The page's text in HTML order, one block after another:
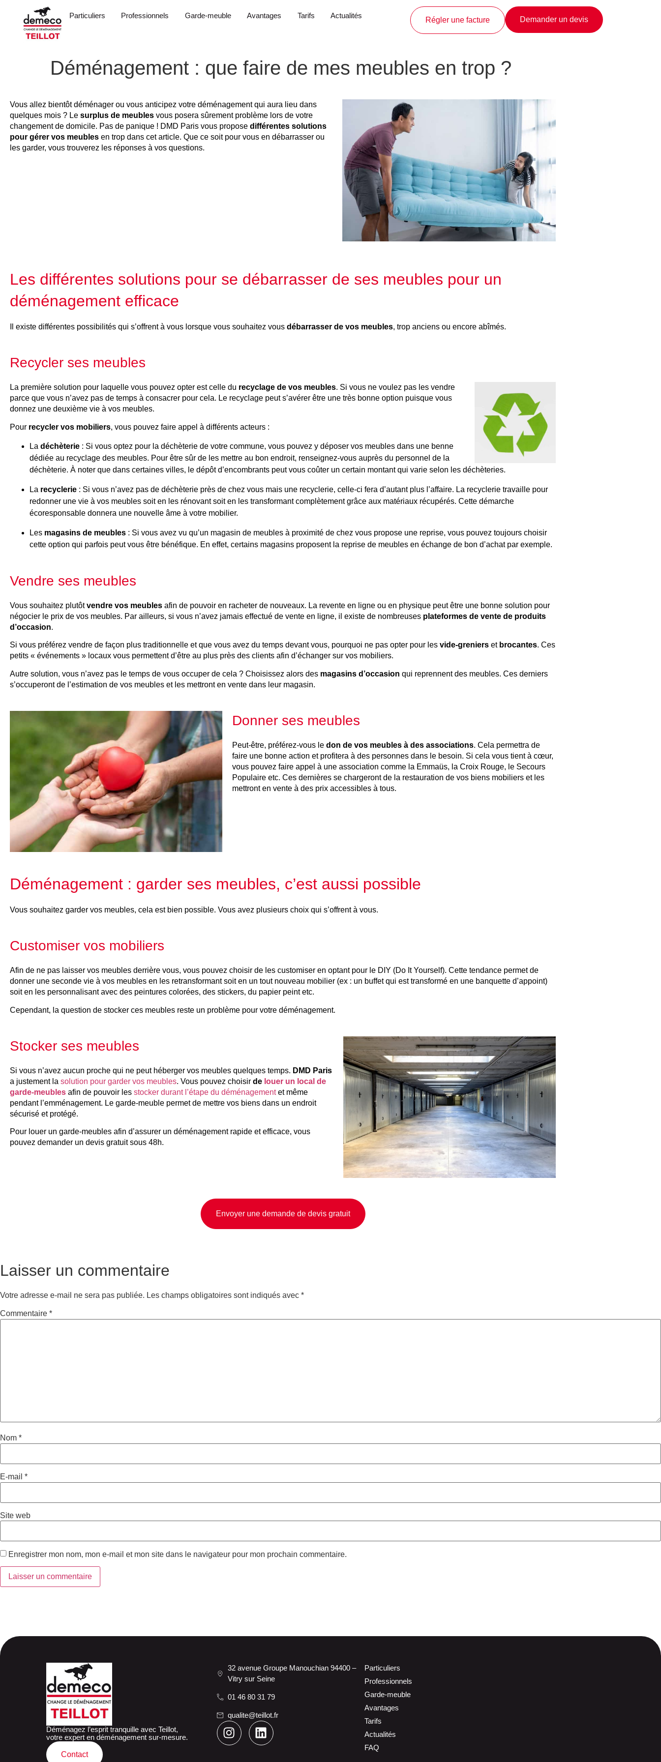
Particuliers Professionnels Garde-meuble Avantages Tarifs Actualités
Régler une facture Demander un devis
Déménagement : que faire de mes meubles en trop ?
Vous allez bientôt déménager ou vous anticipez votre déménagement qui aura lieu dans
quelques mois ? Le surplus de meubles vous posera sûrement problème lors de votre
changement de domicile. Pas de panique ! DMD Paris vous propose différentes solutions
pour gérer vos meubles en trop dans cet article. Que ce soit pour vous en débarrasser ou
les garder, vous trouverez les réponses à vos questions.
Les différentes solutions pour se débarrasser de ses meubles pour un
déménagement efficace
Il existe différentes possibilités qui s’offrent à vous lorsque vous souhaitez vous débarrasser de vos meubles, trop anciens ou encore abîmés.
Recycler ses meubles
La première solution pour laquelle vous pouvez opter est celle du recyclage de vos meubles. Si vous ne voulez pas les vendre
parce que vous n’avez pas de temps à consacrer pour cela. Le recyclage peut s’avérer être une très bonne option puisque vous
donnez une deuxième vie à vos meubles.
Pour recycler vos mobiliers, vous pouvez faire appel à différents acteurs :
La déchèterie : Si vous optez pour la déchèterie de votre commune, vous pouvez y déposer vos meubles dans une benne
dédiée au recyclage des meubles. Pour être sûr de les mettre au bon endroit, renseignez-vous auprès du personnel de la
déchèterie. À noter que dans certaines villes, le dépôt d’encombrants peut vous coûter un certain montant qui varie selon les déchèteries.
La recyclerie : Si vous n’avez pas de déchèterie près de chez vous mais une recyclerie, celle-ci fera d’autant plus l’affaire. La recyclerie travaille pour
redonner une vie à vos meubles soit en les rénovant soit en les transformant complètement grâce aux matériaux récupérés. Cette démarche
écoresponsable donnera une nouvelle âme à votre mobilier.
Les magasins de meubles : Si vous avez vu qu’un magasin de meubles à proximité de chez vous propose une reprise, vous pouvez toujours choisir
cette option qui parfois peut vous être bénéfique. En effet, certains magasins proposent la reprise de meubles en échange de bon d’achat par exemple.
Vendre ses meubles
Vous souhaitez plutôtvendre vos meubles afin de pouvoir en racheter de nouveaux. La revente en ligne ou en physique peut être une bonne solution pour
négocier le prix de vos meubles. Par ailleurs, si vous n’avez jamais effectué de vente en ligne, il existe de nombreuses plateformes de vente de produits
d’occasion.
Si vous préférez vendre de façon plus traditionnelle et que vous avez du temps devant vous, pourquoi ne pas opter pour les vide-greniers et brocantes. Ces
petits « événements » locaux vous permettent d’être au plus près des clients afin d’échanger sur vos mobiliers.
Autre solution, vous n’avez pas le temps de vous occuper de cela ? Choisissez alors des magasins d’occasion qui reprennent des meubles. Ces derniers
s’occuperont de l’estimation de vos meubles et les mettront en vente dans leur magasin.
Donner ses meubles
Peut-être, préférez-vous le don de vos meubles à des associations. Cela permettra de
faire une bonne action et profitera à des personnes dans le besoin. Si cela vous tient à cœur,
vous pouvez faire appel à une association comme la Emmaüs, la Croix Rouge, le Secours
Populaire etc. Ces dernières se chargeront de la restauration de vos biens mobiliers et les
mettront en vente à des prix accessibles à tous.
Déménagement : garder ses meubles, c’est aussi possible
Vous souhaitez garder vos meubles, cela est bien possible. Vous avez plusieurs choix qui s’offrent à vous.
Customiser vos mobiliers
Afin de ne pas laisser vos meubles derrière vous, vous pouvez choisir de les customiser en optant pour le DIY (Do It Yourself). Cette tendance permet de
donner une seconde vie à vos meubles en les retransformant soit en un tout nouveau mobilier (ex : un buffet qui est transformé en une banquette d’appoint)
soit en les personnalisant avec des peintures colorées, des stickers, du papier peint etc.
Cependant, la question de stocker ces meubles reste un problème pour votre déménagement.
Stocker ses meubles
Si vous n’avez aucun proche qui ne peut héberger vos meubles quelques temps. DMD Paris
a justement la solution pour garder vos meubles. Vous pouvez choisir de louer un local de
garde-meubles afin de pouvoir les stocker durant l’étape du déménagementet même
pendant l’emménagement. Le garde-meuble permet de mettre vos biens dans un endroit
sécurisé et protégé.
Pour louer un garde-meubles afin d’assurer un déménagement rapide et efficace, vous
pouvez demander un devis gratuit sous 48h.
Envoyer une demande de devis gratuit
Laisser un commentaire
Votre adresse e-mail ne sera pas publiée. Les champs obligatoires sont indiqués avec *
Commentaire *
Nom *
E-mail *
Site web
Enregistrer mon nom, mon e-mail et mon site dans le navigateur pour mon prochain commentaire.
Déménagez l’esprit tranquille avec Teillot,
votre expert en déménagement sur-mesure.
Contact
32 avenue Groupe Manouchian 94400 –
Vitry sur Seine
01 46 80 31 79
qualite@teillot.fr
Particuliers
Professionnels
Garde-meuble
Avantages
Tarifs
Actualités
FAQ